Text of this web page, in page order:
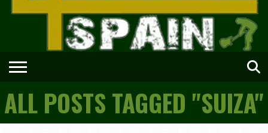
ALL POSTS TAGGED "SUIZA"